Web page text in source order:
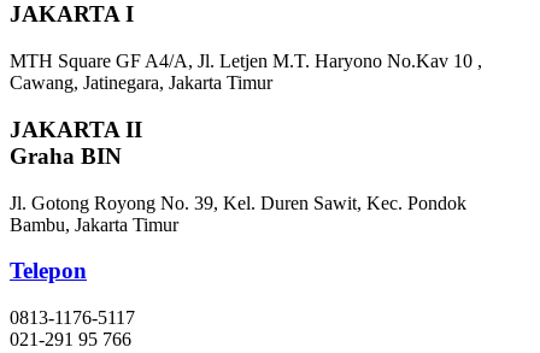
JAKARTA I
MTH Square GF A4/A, Jl. Letjen M.T. Haryono No.Kav 10 ,
Cawang, Jatinegara, Jakarta Timur
JAKARTA II
Graha BIN
Jl. Gotong Royong No. 39, Kel. Duren Sawit, Kec. Pondok
Bambu, Jakarta Timur
Telepon
0813-1176-5117
021-291 95 766